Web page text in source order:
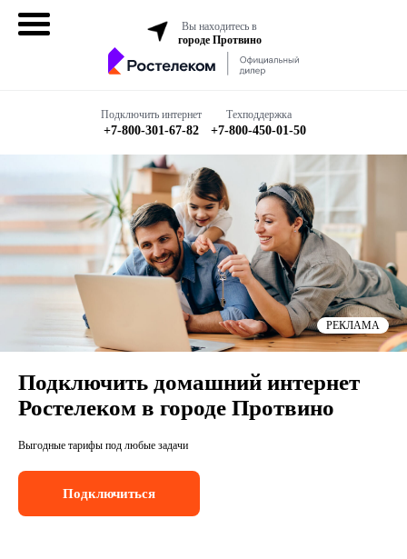
Вы находитесь в
городе Протвино
Подключить интернет
+7-800-301-67-82
Техподдержка
+7-800-450-01-50
Интернет + ТВ
Все в одном
Все тарифы
Мобильная
Бизнесу
Подключить домашний интернет
Ростелеком в городе Протвино
Выгодные тарифы под любые задачи
Подключиться
РЕКЛАМА